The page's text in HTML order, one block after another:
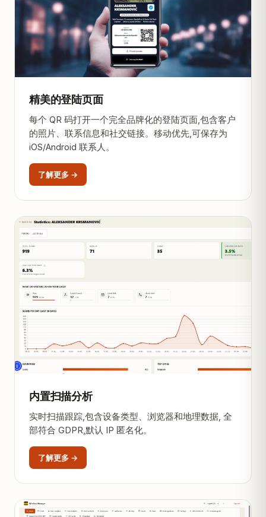
精美的登陆页面
每个 QR 码打开一个完全品牌化的登陆页面,包含客户
的照片、联系信息和社交链接。移动优先,可保存为
iOS/Android 联系人。
了解更多 →
内置扫描分析
实时扫描跟踪,包含设备类型、浏览器和地理数据, 全
部符合 GDPR,默认 IP 匿名化。
了解更多 →